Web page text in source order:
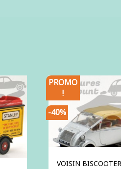
VOISIN
PROMO
!
-40%